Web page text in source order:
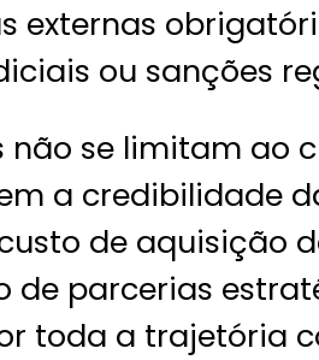
externas
ou sanções
não se limitam ao
a credibilidade
de aquisição
de parcerias
toda a trajetória